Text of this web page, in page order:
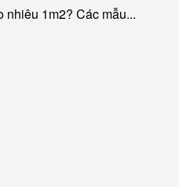
1m2? Các mẫu...